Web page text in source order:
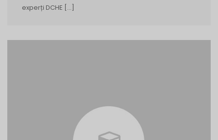
experți DCHE […]